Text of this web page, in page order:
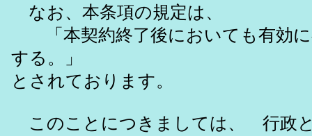
なお、本条項の規定は、
「本契約終了後においても有効に
する。」
とされております。
このことにつきましては、 行政